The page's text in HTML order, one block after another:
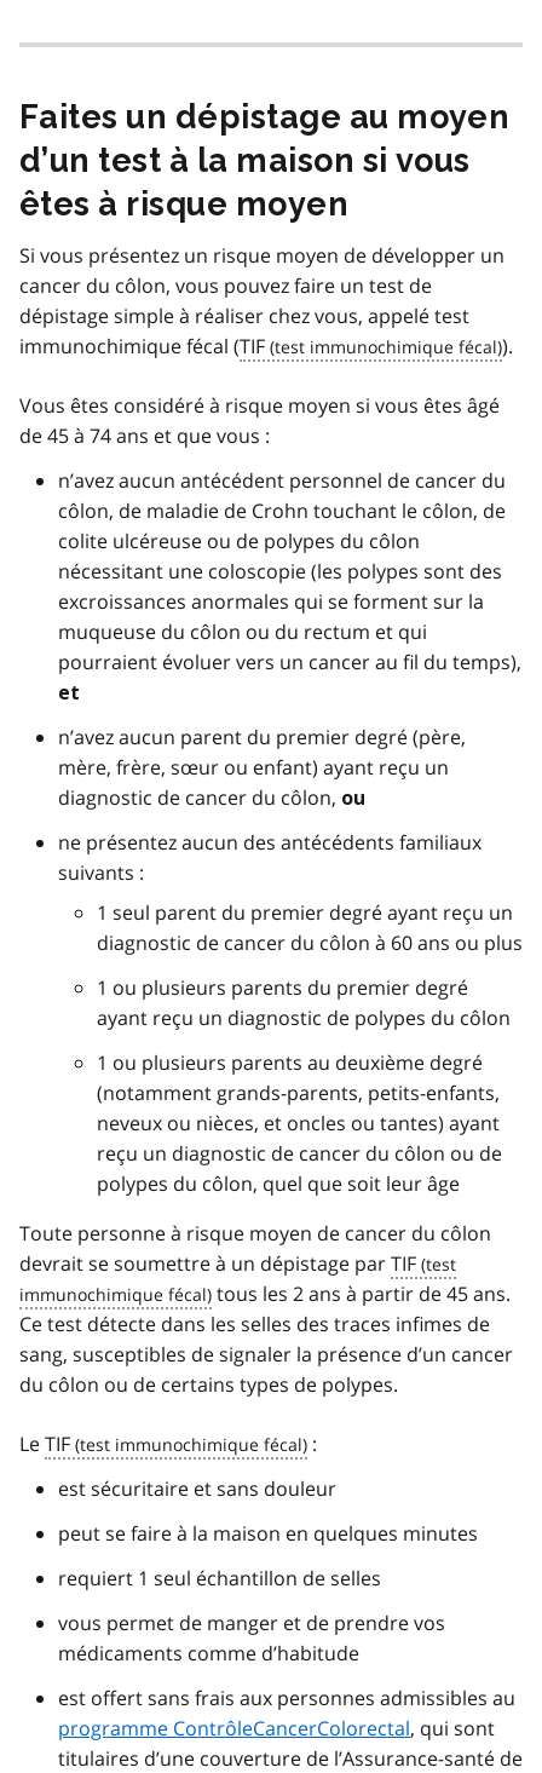
Faites un dépistage au moyen
d’un test à la maison si vous
êtes à risque moyen
Si vous présentez un risque moyen de développer un
cancer du côlon, vous pouvez faire un test de
dépistage simple à réaliser chez vous, appelé test
immunochimique fécal (TIF ).
Vous êtes considéré à risque moyen si vous êtes âgé
de 45 à 74 ans et que vous :
n’avez aucun antécédent personnel de cancer du
côlon, de maladie de Crohn touchant le côlon, de
colite ulcéreuse ou de polypes du côlon
nécessitant une coloscopie (les polypes sont des
excroissances anormales qui se forment sur la
muqueuse du côlon ou du rectum et qui
pourraient évoluer vers un cancer au fil du temps),
et
n’avez aucun parent du premier degré (père,
mère, frère, sœur ou enfant) ayant reçu un
diagnostic de cancer du côlon, ou
ne présentez aucun des antécédents familiaux
suivants :
1 seul parent du premier degré ayant reçu un
diagnostic de cancer du côlon à 60 ans ou plus
1 ou plusieurs parents du premier degré
ayant reçu un diagnostic de polypes du côlon
1 ou plusieurs parents au deuxième degré
(notamment grands-parents, petits-enfants,
neveux ou nièces, et oncles ou tantes) ayant
reçu un diagnostic de cancer du côlon ou de
polypes du côlon, quel que soit leur âge
Toute personne à risque moyen de cancer du côlon
devrait se soumettre à un dépistage parTIF
tous les 2 ans à partir de 45 ans.
Ce test détecte dans les selles des traces infimes de
sang, susceptibles de signaler la présence d’un cancer
du côlon ou de certains types de polypes.
LeTIF
:
est sécuritaire et sans douleur
peut se faire à la maison en quelques minutes
requiert 1 seul échantillon de selles
vous permet de manger et de prendre vos
médicaments comme d’habitude
est offert sans frais aux personnes admissibles au
programme ContrôleCancerColorectal, qui sont
titulaires d’une couverture de l’Assurance-santé de